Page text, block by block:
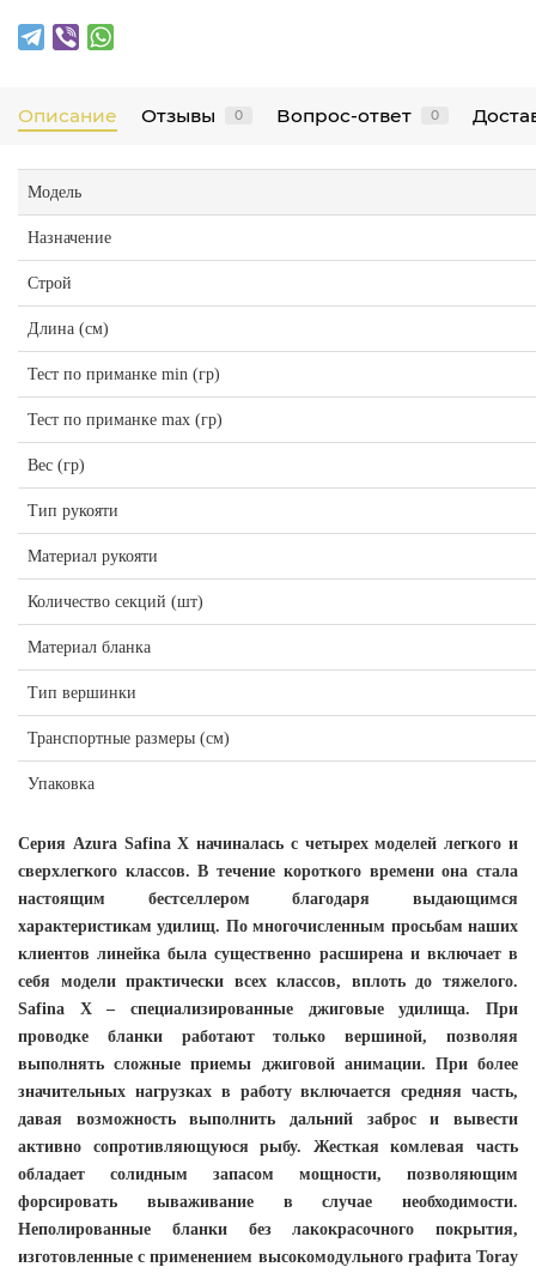
Описание Отзывы 0 Вопрос-ответ 0
Модель
Назначение
Строй
Длина (см)
Тест по приманке min (гр)
Тест по приманке max (гр)
Вес (гр)
Тип рукояти
Материал рукояти
Количество секций (шт)
Материал бланка
Тип вершинки
Транспортные размеры (см)
Упаковка
Серия Azura Safina X начиналась с четырех моделей легкого и
сверхлегкого классов. В течение короткого времени она стала
настоящим бестселлером благодаря выдающимся
характеристикам удилищ. По многочисленным просьбам наших
клиентов линейка была существенно расширена и включает в
себя модели практически всех классов, вплоть до тяжелого.
Safina X – специализированные джиговые удилища. При
проводке бланки работают только вершиной, позволяя
выполнять сложные приемы джиговой анимации. При более
значительных нагрузках в работу включается средняя часть,
давая возможность выполнить дальний заброс и вывести
активно сопротивляющуюся рыбу. Жесткая комлевая часть
обладает солидным запасом мощности, позволяющим
форсировать вываживание в случае необходимости.
Неполированные бланки без лакокрасочного покрытия,
изготовленные с применением высокомодульного графита Toray